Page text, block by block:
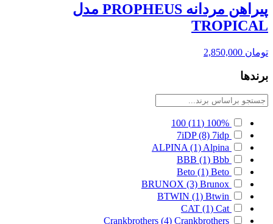
پیراهن مردانه PROPHEUS مدل
TROPICAL
تومان
برندها
100%
(11)
100
7iDP (8) 7idp
ALPINA (1) Alpina
BBB (1) Bbb
Beto (1) Beto
BRUNOX (3) Brunox
BTWIN (1) Btwin
CAT (1) Cat
Crankbrothers (4) Crankbrothers